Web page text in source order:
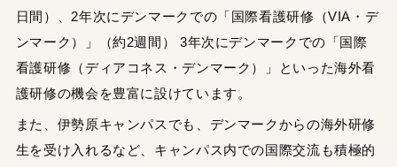
日間）、2年次にデンマークでの「国際看護研修（VIA・デ
ンマーク）」（約2週間） 3年次にデンマークでの「国際
看護研修（ディアコネス・デンマーク）」といった海外看
護研修の機会を豊富に設けています。
また、伊勢原キャンパスでも、デンマークからの海外研修
生を受け入れるなど、キャンパス内での国際交流も積極的